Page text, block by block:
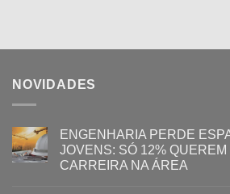
NOVIDADES
ENGENHARIA PERDE
JOVENS: SÓ 12% QUEREM
CARREIRA NA ÁREA